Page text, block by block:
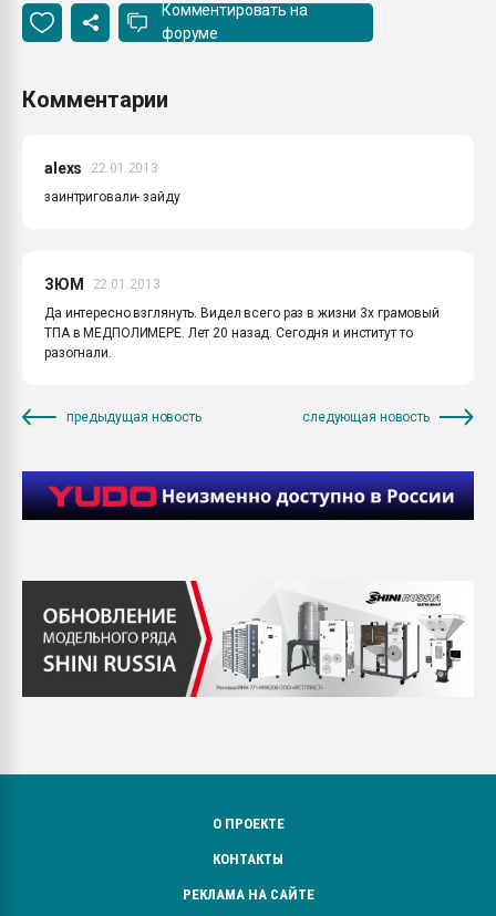
Комментировать на
форуме
Комментарии
alexs
22.01.2013
заинтриговали- зайду
ЗЮМ
22.01.2013
Да интересно взглянуть. Видел всего раз в жизни 3х грамовый
ТПА в МЕДПОЛИМЕРЕ. Лет 20 назад. Сегодня и институт то
разогнали.
предыдущая новость следующая новость
О ПРОЕКТЕ
КОНТАКТЫ
РЕКЛАМА НА САЙТЕ